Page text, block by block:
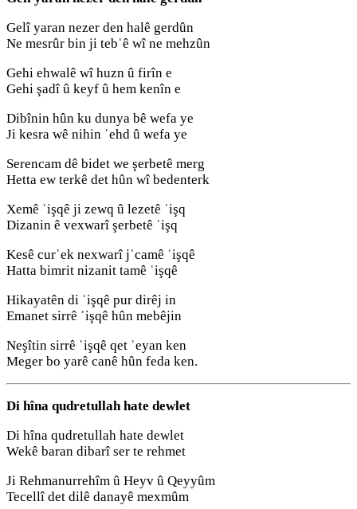
Gelî yaran nezer den halê gerdûn
Ne mesrûr bin ji tebˈê wî ne mehzûn
Gehi ehwalê wî huzn û firîn e
Gehi şadî û keyf û hem kenîn e
Dibînin hûn ku dunya bê wefa ye
Ji kesra wê nihin ˈehd û wefa ye
Serencam dê bidet we şerbetê merg
Hetta ew terkê det hûn wî bedenterk
Xemê ˈişqê ji zewq û lezetê ˈişq
Dizanin ê vexwarî şerbetê ˈişq
Kesê curˈek nexwarî jˈcamê ˈişqê
Hatta bimrit nizanit tamê ˈişqê
Hikayatên di ˈişqê pur dirêj in
Emanet sirrê ˈişqê hûn mebêjin
Neşîtin sirrê ˈişqê qet ˈeyan ken
Meger bo yarê canê hûn feda ken.
Di hîna qudretullah hate dewlet
Di hîna qudretullah hate dewlet
Wekê baran dibarî ser te rehmet
Ji Rehmanurrehîm û Heyv û Qeyyûm
Tecellî det dilê danayê mexmûm